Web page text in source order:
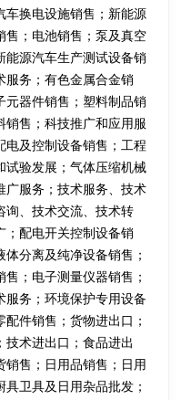
车换电设施销售；新能源
售；电池销售；泵及真空
能源汽车生产测试设备销
服务；有色金属合金销
元器件销售；塑料制品销
销售；科技推广和应用服
电及控制设备销售；工程
试验发展；气体压缩机械
广服务；技术服务、技术
询、技术交流、技术转
；配电开关控制设备销
体分离及纯净设备销售；
售；电子测量仪器销售；
服务；环境保护专用设备
配件销售；货物进出口；
技术进出口；食品进出
销售；日用品销售；日用
具卫具及日用杂品批发；